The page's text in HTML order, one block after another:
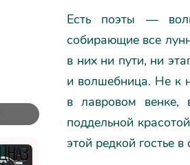
Есть поэты —
собирающие все
в них ни пути, ни
и волшебница. Не к
в лавровом
поддельной
этой редкой гостье